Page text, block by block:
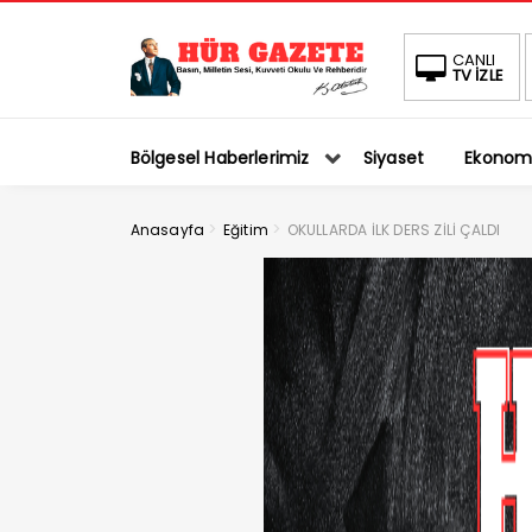
CANLI
TV İZLE
Bölgesel Haberlerimiz Siyaset
Anasayfa > Eğitim > OKULLARDA İLK DERS ZİLİ ÇALDI